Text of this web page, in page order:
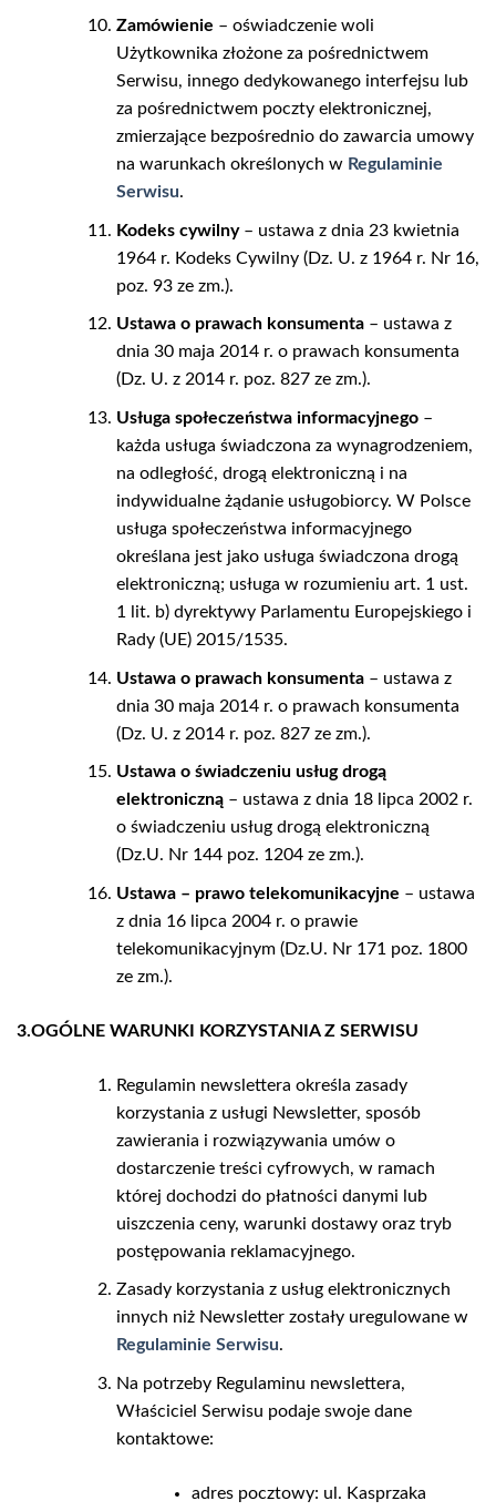
Zamówienie – oświadczenie woli
Użytkownika złożone za pośrednictwem
Serwisu, innego dedykowanego interfejsu lub
za pośrednictwem poczty elektronicznej,
zmierzające bezpośrednio do zawarcia umowy
na warunkach określonych w Regulaminie
Serwisu.
Kodeks cywilny– ustawa z dnia 23 kwietnia
1964 r. Kodeks Cywilny (Dz. U. z 1964 r. Nr 16,
poz. 93 ze zm.).
Ustawa o prawach konsumenta – ustawa z
dnia 30 maja 2014 r. o prawach konsumenta
(Dz. U. z 2014 r. poz. 827 ze zm.).
Usługa społeczeństwa informacyjnego–
każda usługa świadczona za wynagrodzeniem,
na odległość, drogą elektroniczną i na
indywidualne żądanie usługobiorcy. W Polsce
usługa społeczeństwa informacyjnego
określana jest jako usługa świadczona drogą
elektroniczną; usługa w rozumieniu art. 1 ust.
1 lit. b) dyrektywy Parlamentu Europejskiego i
Rady (UE) 2015/1535.
Ustawa o prawach konsumenta– ustawa z
dnia 30 maja 2014 r. o prawach konsumenta
(Dz. U. z 2014 r. poz. 827 ze zm.).
Ustawa o świadczeniu usług drogą
elektroniczną– ustawa z dnia 18 lipca 2002 r.
o świadczeniu usług drogą elektroniczną
(Dz.U. Nr 144 poz. 1204 ze zm.).
Ustawa – prawo telekomunikacyjne – ustawa
z dnia 16 lipca 2004 r. o prawie
telekomunikacyjnym (Dz.U. Nr 171 poz. 1800
ze zm.).
3.OGÓLNE WARUNKI KORZYSTANIA Z SERWISU
Regulamin newslettera określa zasady
korzystania z usługi Newsletter, sposób
zawierania i rozwiązywania umów o
dostarczenie treści cyfrowych, w ramach
której dochodzi do płatności danymi lub
uiszczenia ceny, warunki dostawy oraz tryb
postępowania reklamacyjnego.
Zasady korzystania z usług elektronicznych
innych niż Newsletter zostały uregulowane w
Regulaminie Serwisu.
Na potrzeby Regulaminu newslettera,
Właściciel Serwisu podaje swoje dane
kontaktowe:
adres pocztowy: ul. Kasprzaka